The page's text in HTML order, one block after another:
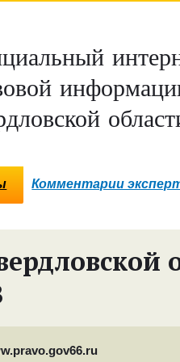
Комментарии